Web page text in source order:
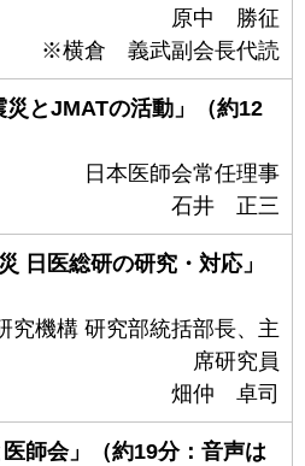
原中 勝征
※横倉 義武副会長代読
とJMATの活動」（約12
日本医師会常任理事
石井 正三
日医総研の研究・対応」
究機構 研究部統括部長、主
席研究員
畑仲 卓司
師会」（約19分：音声は